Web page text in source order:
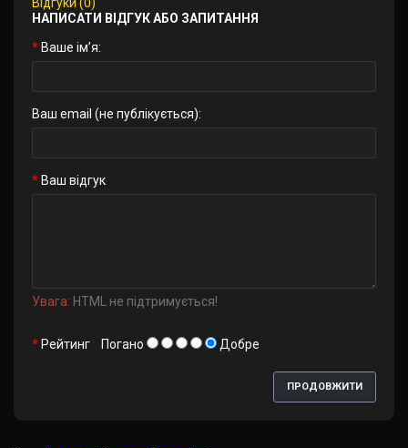
НАПИСАТИ ВІДГУК АБО ЗАПИТАННЯ
Ваше ім’я:
Ваш email (не публікується):
Ваш відгук
Увага: HTML не підтримується!
Рейтинг Погано Добре
ПРОДОВЖИТИ